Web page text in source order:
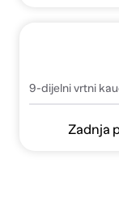
9-dijelni vrtni
Zadnja